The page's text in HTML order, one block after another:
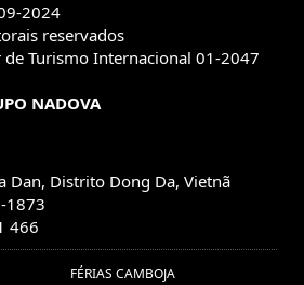
2024
reservados
de Turismo Internacional 01-2047
NADOVA
Dan, Distrito Dong Da, Vietnã
1873
466
FÉRIAS CAMBOJA